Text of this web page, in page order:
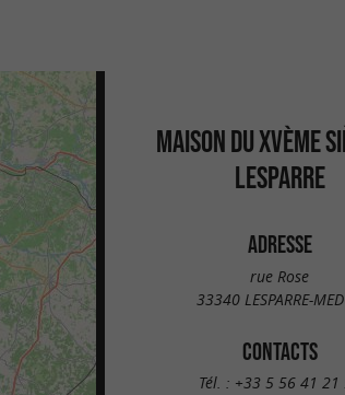
MAISON DU XVÈME
LESPARRE
ADRESSE
rue Rose
33340 LESPARRE-
CONTACTS
Tél. : +33 5 56 41 21